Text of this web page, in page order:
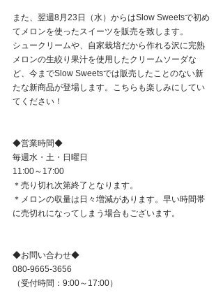
また、翌週8月23日（水）からはSlow Sweetsで初め
てメロンを使ったスイーツを販売を致します。
シュークリームや、自家栽培だから作れる沢に完熟
メロンの生絞り果汁を使用したクリームソーダな
ど、今までSlow Sweetsでは販売したことのない新
たな新商品が登場します。こちらも楽しみにしてい
てください！
◆営業時間◆
毎週水・土・日曜日
11:00～17:00
＊売り切れ次第終了となります。
＊メロンの収量は日々増減があります。早い時間帯
に売切れになってしまう場合もございます。
◆お問い合わせ◆
080-9665-3656
（受付時間：9:00～17:00）